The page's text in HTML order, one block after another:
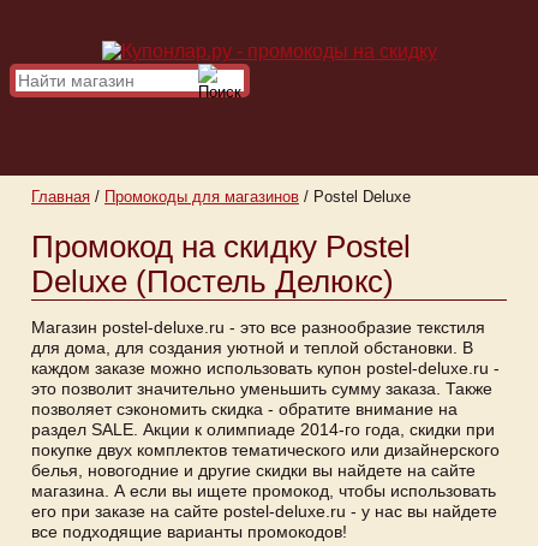
Главная / Промокоды для магазинов / Postel Deluxe
Промокод на скидку Postel
Deluxe (Постель Делюкс)
Магазин postel-deluxe.ru - это все разнообразие текстиля
для дома, для создания уютной и теплой обстановки. В
каждом заказе можно использовать купон postel-deluxe.ru -
это позволит значительно уменьшить сумму заказа. Также
позволяет сэкономить скидка - обратите внимание на
раздел SALE. Акции к олимпиаде 2014-го года, скидки при
покупке двух комплектов тематического или дизайнерского
белья, новогодние и другие скидки вы найдете на сайте
магазина. А если вы ищете промокод, чтобы использовать
его при заказе на сайте postel-deluxe.ru - у нас вы найдете
все подходящие варианты промокодов!